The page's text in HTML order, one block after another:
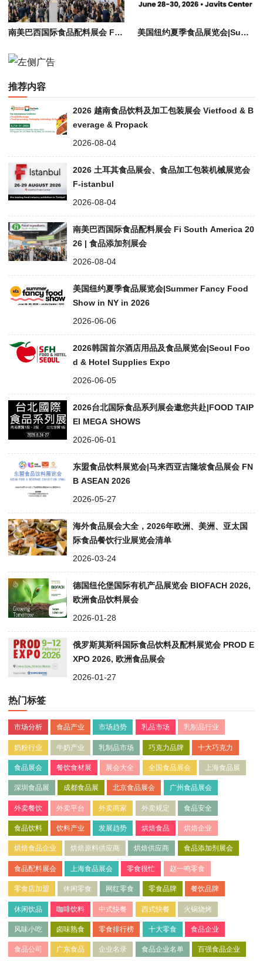
南美巴西国际食品配料展会 Fi South America 2026 | 食品添加剂展会 美国纽约夏季食品展览会|Summer Fancy Food Show in NY in 2026
推荐内容
2026 越南食品饮料及加工包装展会 Vietfood & B
everage & Propack
2026-08-04
2026 土耳其食品展会、食品加工包装机械展览会
F-istanbul
2026-08-04
南美巴西国际食品配料展会 Fi South America 20
26 | 食品添加剂展会
2026-08-04
美国纽约夏季食品展览会|Summer Fancy Food
Show in NY in 2026
2026-06-06
2026韩国首尔酒店用品及食品展览会|Seoul Foo
d & Hotel Supplies Expo
2026-06-05
2026台北国际食品系列展会邀您共赴|FOOD TAIP
EI MEGA SHOWS
2026-06-01
东盟食品饮料展览会|马来西亚吉隆坡食品展会 FN
B ASEAN 2026
2026-05-27
海外食品展会大全，2026年欧洲、美洲、亚太国
际食品餐饮行业展览会清单
2026-03-24
德国纽伦堡国际有机产品展览会 BIOFACH 2026,
欧洲食品饮料展会
2026-01-28
俄罗斯莫斯科国际食品饮料及配料展览会 PROD E
XPO 2026, 欧洲食品展会
2026-01-27
热门标签
市场分析 食品产业 市场趋势 乳品市场 乳制品行业
奶粉行业 牛奶产业 乳制品市场 巧克力品牌 十大巧克力
食品展会 餐饮食材展 展会大全 全国食品展会 上海食品展
深圳食品展 成都食品展 北京食品展会 广州食品展会
外卖餐饮 外卖平台 外卖商家 外卖规定 食品安全
食品饮料 饮料产业 发展趋势 烘焙食品 烘焙企业
烘焙食品企业 烘焙原料供应商 烘焙供应商 食品添加剂展会
食品配料展会 上海食品展会 零食很忙 赵一鸣零食
零食店加盟 休闲零食 网红零食 零食品牌 餐饮品牌
休闲饮品 咖啡饮料 中式快餐 西式快餐 火锅烧烤
风味小吃 卤味熟食 零食排行榜 十大零食 食品企业
食品公司 广东食品 企业名录 食品企业名单 百强食品企业